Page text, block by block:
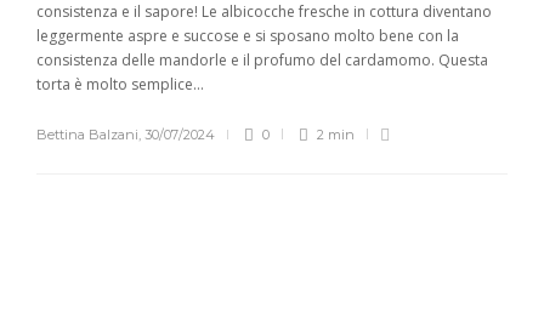
consistenza e il sapore! Le albicocche fresche in cottura diventano
leggermente aspre e succose e si sposano molto bene con la
consistenza delle mandorle e il profumo del cardamomo. Questa
torta è molto semplice...
Bettina Balzani, 30/07/2024 0 2 min